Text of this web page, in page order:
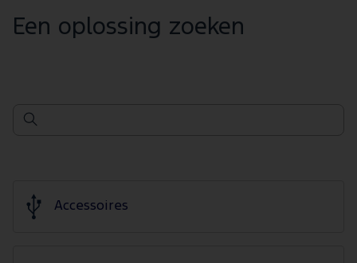
Een oplossing zoeken
Accessoires